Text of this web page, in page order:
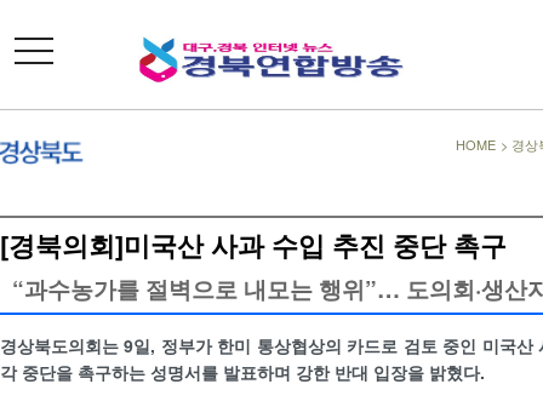
toggle
navigation
HOME > 경상
[경북의회]미국산 사과 수입 추진 중단 촉구
“과수농가를 절벽으로 내모는 행위”… 도의회·생산
경상북도의회는 9일, 정부가 한미 통상협상의 카드로 검토 중인 미국산
각 중단을 촉구하는 성명서를 발표하며 강한 반대 입장을 밝혔다.